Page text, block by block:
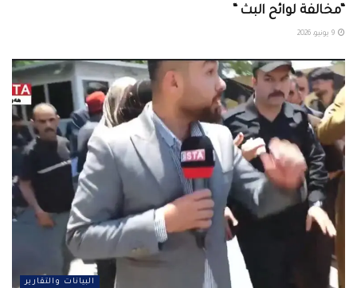
“مخالفة لوائح البث “
البيانات والتقارير